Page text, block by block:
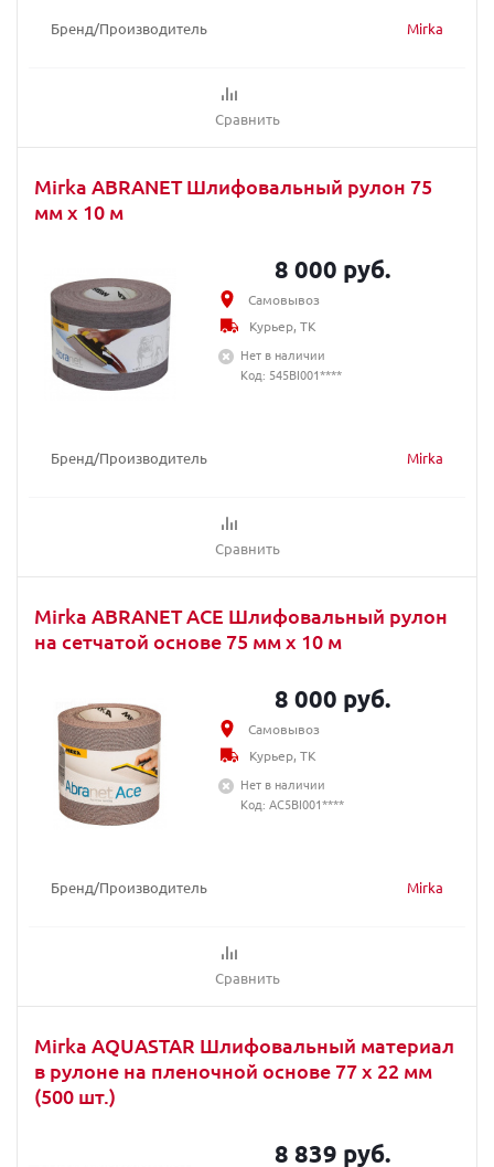
Бренд/Производитель Mirka
Сравнить
Mirka ABRANET Шлифовальный рулон 75
мм x 10 м
Бренд/Производитель Mirka
Сравнить
8 000 руб.
Самовывоз
Курьер, ТК
Нет в наличии
Код: 545BI001****
Mirka ABRANET ACE Шлифовальный рулон
на сетчатой основе 75 мм x 10 м
Бренд/Производитель Mirka
Сравнить
8 000 руб.
Самовывоз
Курьер, ТК
Нет в наличии
Код: AC5BI001****
Mirka AQUASTAR Шлифовальный материал
в рулоне на пленочной основе 77 x 22 мм
(500 шт.)
8 839 руб.